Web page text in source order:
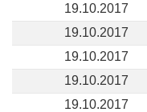
19.10.2017
19.10.2017
19.10.2017
19.10.2017
19.10.2017